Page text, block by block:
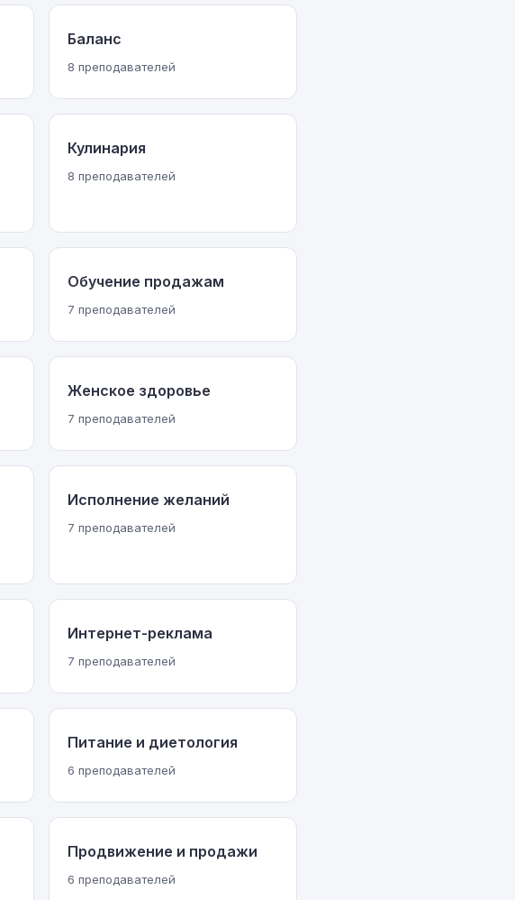
Баланс
8 преподавателей
Кулинария
8 преподавателей
Обучение продажам
7 преподавателей
Женское здоровье
7 преподавателей
Исполнение желаний
7 преподавателей
Интернет-реклама
7 преподавателей
Питание и диетология
6 преподавателей
Продвижение и продажи
6 преподавателей